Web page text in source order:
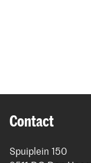
Contact
Spuiplein 150